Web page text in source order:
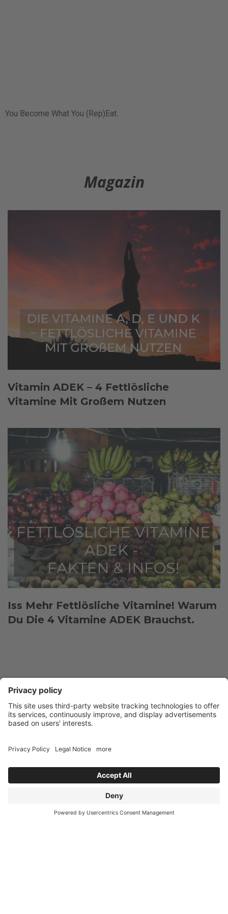
You Become What You (Rep)Eat.
Magazin
Vitamin ADEK – 4 Fettlösliche
Vitamine Mit Großem Nutzen
Iss Mehr Fettlösliche Vitamine! Warum
Du Die 4 Vitamine ADEK Brauchst.